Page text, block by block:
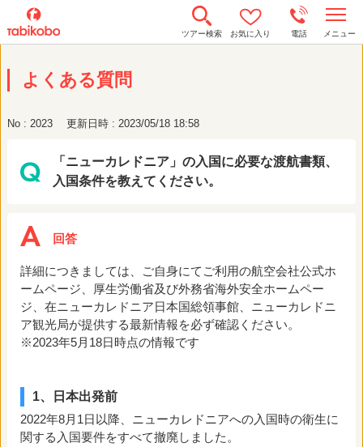
ツアー検索 お気に入り 電話 メニュー
o
よくある質問
No : 2023 更新日時 : 2023/05/18 18:58
「ニューカレドニア」の入国に必要な渡航書類、
入国条件を教えてください。
詳細につきましては、ご自身にてご利用の航空会社公式ホ
ームページ、厚生労働省及び外務省海外安全ホームペー
ジ、在ニューカレドニア日本国総領事館、ニューカレドニ
ア観光局が提供する最新情報を必ず確認ください。
※2023年5月18日時点の情報です
1、日本出発前
2022年8月1日以降、ニューカレドニアへの入国時の衛生に
関する入国要件をすべて撤廃しました。